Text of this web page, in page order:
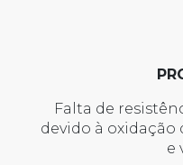
Falta de
devido à oxidação
e